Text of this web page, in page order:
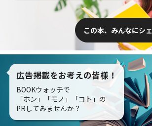
この本、みんなにシ
広告掲載をお考えの皆様！
BOOKウォッチで
「ホン」「モノ」「コト」の
PRしてみませんか？